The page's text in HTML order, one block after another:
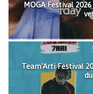
MOGA Festival
Team'Arti Festival